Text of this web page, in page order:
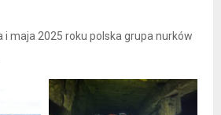
i maja 2025 roku polska grupa nurków